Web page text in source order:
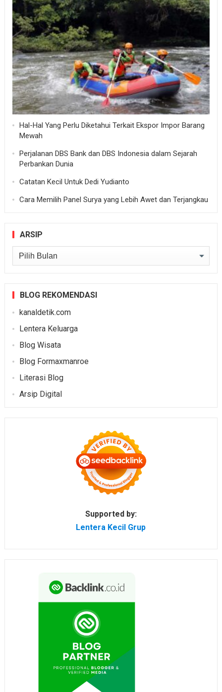
Hal-Hal Yang Perlu Diketahui Terkait Ekspor Impor Barang
Mewah
Perjalanan DBS Bank dan DBS Indonesia dalam Sejarah
Perbankan Dunia
Catatan Kecil Untuk Dedi Yudianto
Cara Memilih Panel Surya yang Lebih Awet dan Terjangkau
ARSIP
Arsip
BLOG REKOMENDASI
kanaldetik.com
Lentera Keluarga
Blog Wisata
Blog Formaxmanroe
Literasi Blog
Arsip Digital
Supported by:
Lentera Kecil Grup